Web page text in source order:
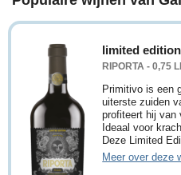
limited edition
RIPORTA - 0,75
Primitivo is een
uiterste zuiden
profiteert hij van
Ideaal voor
Deze Limited
Meer over deze